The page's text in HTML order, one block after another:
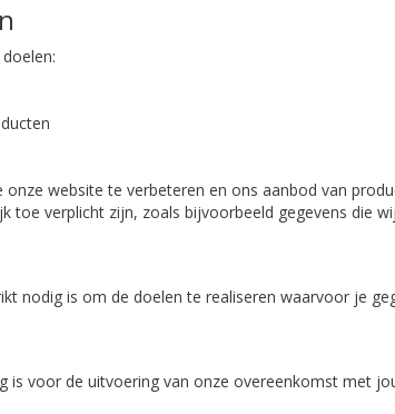
website te verbeteren en ons aanbod van
verplicht zijn, zoals bijvoorbeeld gegevens die
nodig is om de doelen te realiseren waarvoor je
is voor de uitvoering van onze overeenkomst met